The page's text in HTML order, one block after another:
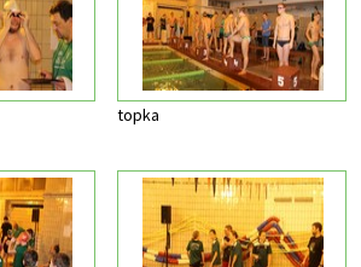
topka